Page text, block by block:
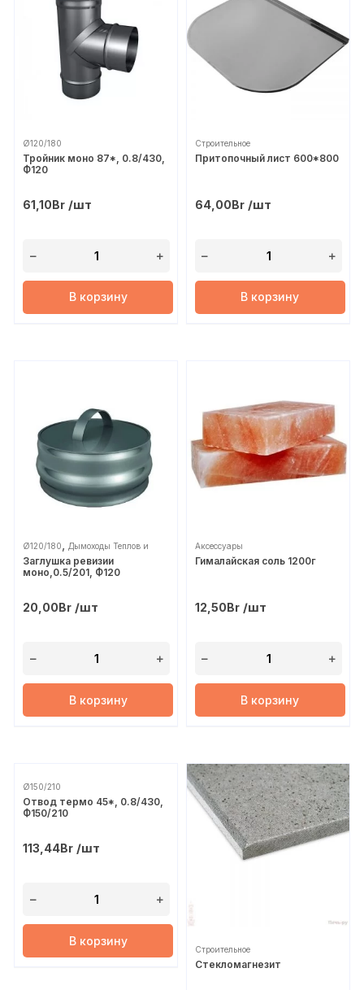
Ø120/180
Тройник моно 87*, 0.8/430,
Ф120
61,10Br /шт
В корзину
Строительное
Притопочный лист 600*800
64,00Br/шт
В корзину
Ø120/180,Дымоходы Теплов и
Сухов
Заглушка ревизии
моно,0.5/201, Ф120
20,00Br /шт
В корзину
Аксессуары
Гималайская соль 1200г
12,50Br/шт
В корзину
Ø150/210
Отвод термо 45*, 0.8/430,
Ф150/210
113,44Br /шт
В корзину
Строительное
Стекломагнезит